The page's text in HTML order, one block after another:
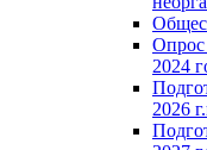
Опрос
2024
2026